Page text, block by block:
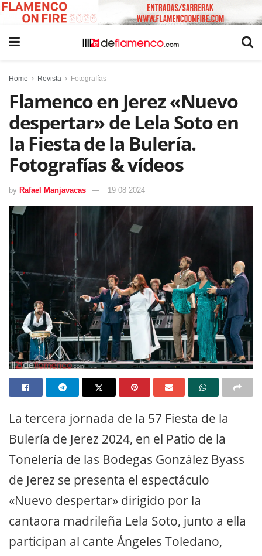
Home Revista Fotografías
Flamenco en Jerez «Nuevo
despertar» de Lela Soto en
la Fiesta de la Bulería.
Fotografías & vídeos
by Rafael Manjavacas 19 08 2024
La tercera jornada de la 57 Fiesta de la
Bulería de Jerez 2024, en el Patio de la
Tonelería de las Bodegas González Byass
de Jerez se presenta el espectáculo
«Nuevo despertar» dirigido por la
cantaora madrileña Lela Soto, junto a ella
participan al cante Ángeles Toledano,